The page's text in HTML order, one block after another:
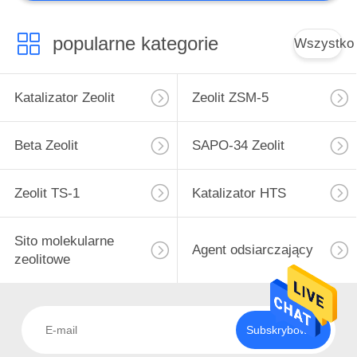
katalizator
popularne kategorie Wszystko
Katalizator Zeolit Zeolit ​​ZSM-5
Beta Zeolit SAPO-34 Zeolit
Zeolit ​​TS-1 Katalizator HTS
Sito molekularne
zeolitowe
Agent odsiarczający
Subskrybować